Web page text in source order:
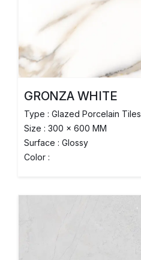
GRONZA WHITE
Type : Glazed Porcelain Tiles
Size : 300 x 600 MM
Surface : Glossy
Color :